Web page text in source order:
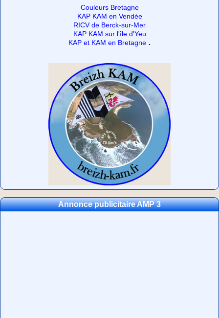
Couleurs Bretagne
KAP KAM en Vendée
RICV de Berck-sur-Mer
KAP KAM sur l'île d'Yeu
KAP et KAM en Bretagne .
Annonce publicitaire AMP 3